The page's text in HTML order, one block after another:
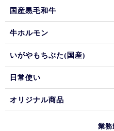
国産黒毛和牛
牛ホルモン
いがやもちぶた(国産)
日常使い
オリジナル商品
業務